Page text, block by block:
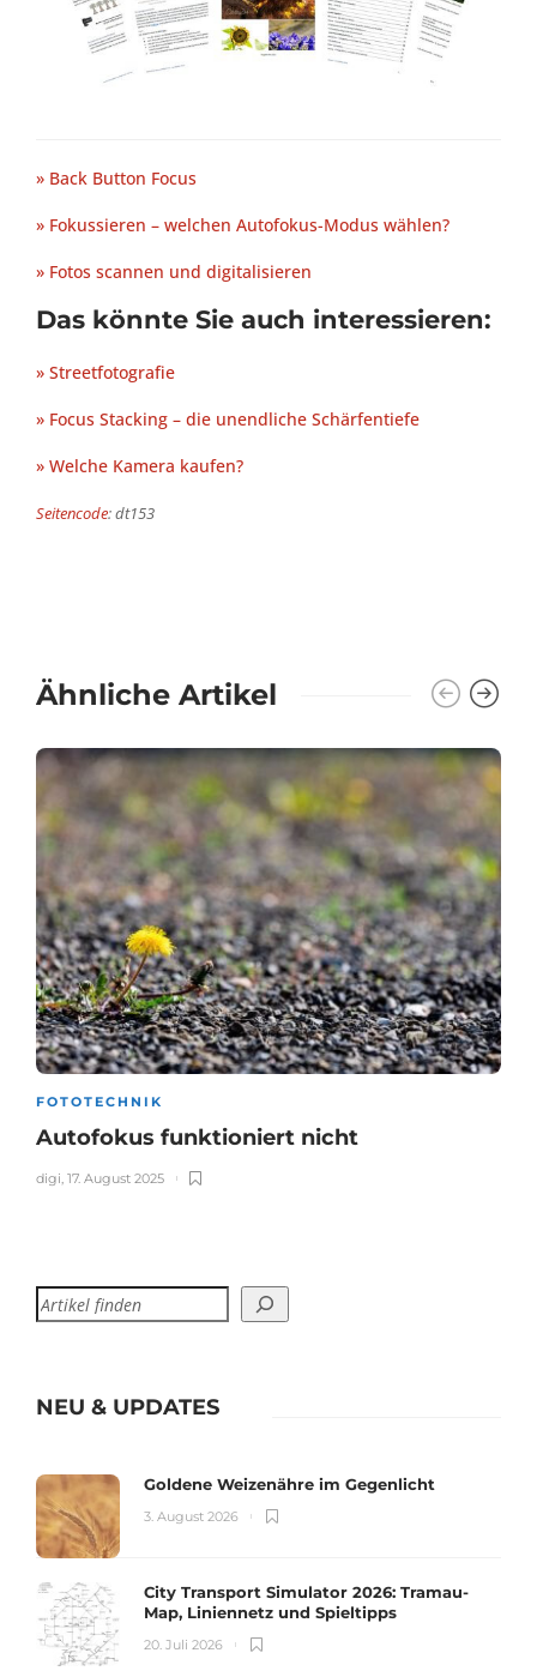
» Back Button Focus
» Fokussieren – welchen Autofokus-Modus wählen?
» Fotos scannen und digitalisieren
Das könnte Sie auch interessieren:
» Streetfotografie
» Focus Stacking – die unendliche Schärfentiefe
» Welche Kamera kaufen?
Seitencode: dt153
Ähnliche Artikel
FOTOTECHNIK
Autofokus funktioniert nicht
digi, 17. August 2025
NEU & UPDATES
Goldene Weizenähre im Gegenlicht
3. August 2026
City Transport Simulator 2026: Tramau-
Map, Liniennetz und Spieltipps
20. Juli 2026